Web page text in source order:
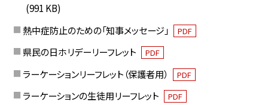
(991 KB)
熱中症防止のための「知事メッセージ」
PDF
県民の日ホリデーリーフレット PDF
ラーケーションリーフレット（保護者用） PDF
ラーケーションの生徒用リーフレット PDF